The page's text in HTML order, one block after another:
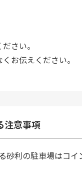
さい。
お伝えください。
注意事項
利の駐車場はコ